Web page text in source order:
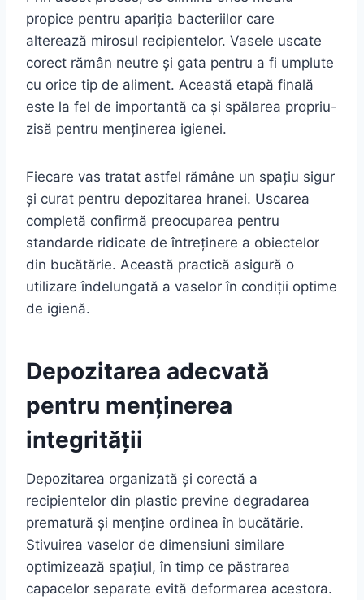
propice pentru apariția bacteriilor care
alterează mirosul recipientelor. Vasele uscate
corect rămân neutre și gata pentru a fi umplute
cu orice tip de aliment. Această etapă finală
este la fel de importantă ca și spălarea propriu-
zisă pentru menținerea igienei.
Fiecare vas tratat astfel rămâne un spațiu sigur
și curat pentru depozitarea hranei. Uscarea
completă confirmă preocuparea pentru
standarde ridicate de întreținere a obiectelor
din bucătărie. Această practică asigură o
utilizare îndelungată a vaselor în condiții optime
de igienă.
Depozitarea adecvată
pentru menținerea
integrității
Depozitarea organizată și corectă a
recipientelor din plastic previne degradarea
prematură și menține ordinea în bucătărie.
Stivuirea vaselor de dimensiuni similare
optimizează spațiul, în timp ce păstrarea
capacelor separate evită deformarea acestora.